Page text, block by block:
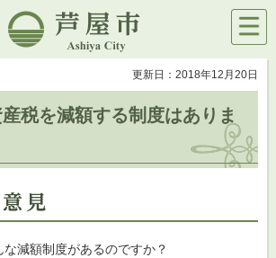
芦屋市
メニ
ュー
更新日：2018年12月20日
税を減額する制度はありま
減額制度があるのですか？